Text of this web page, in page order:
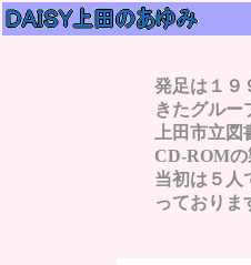
発足は１９
きたグルー
上田市立
CD-ROMの
当初は５人
っておりま
詳しい